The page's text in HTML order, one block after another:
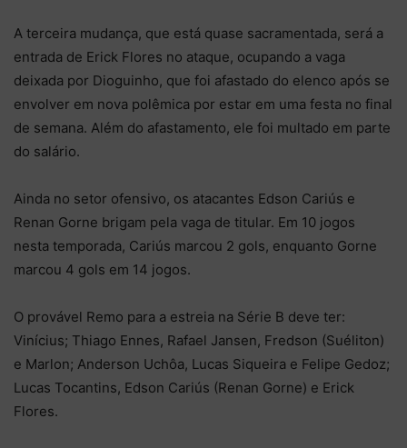
A terceira mudança, que está quase sacramentada, será a
entrada de Erick Flores no ataque, ocupando a vaga
deixada por Dioguinho, que foi afastado do elenco após se
envolver em nova polêmica por estar em uma festa no final
de semana. Além do afastamento, ele foi multado em parte
do salário.
Ainda no setor ofensivo, os atacantes Edson Cariús e
Renan Gorne brigam pela vaga de titular. Em 10 jogos
nesta temporada, Cariús marcou 2 gols, enquanto Gorne
marcou 4 gols em 14 jogos.
O provável Remo para a estreia na Série B deve ter:
Vinícius; Thiago Ennes, Rafael Jansen, Fredson (Suéliton)
e Marlon; Anderson Uchôa, Lucas Siqueira e Felipe Gedoz;
Lucas Tocantins, Edson Cariús (Renan Gorne) e Erick
Flores.